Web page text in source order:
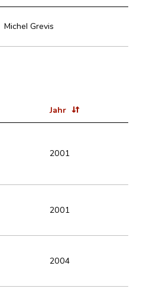
Michel Grevis
Jahr
2001
2001
2004